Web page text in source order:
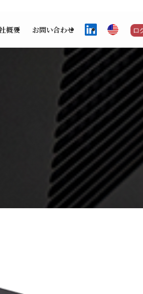
概要 お問い合わせ